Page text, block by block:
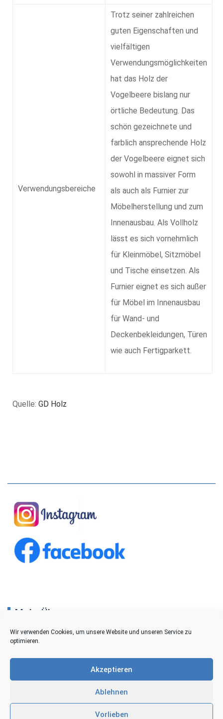
Wir verwenden Cookies, um unsere Website und unseren Service zu
optimieren.
Akzeptieren
Ablehnen
Vorlieben
Verwendungsbereiche
Trotz seiner zahlreichen
guten Eigenschaften und
vielfältigen
Verwendungsmöglichkeiten
hat das Holz der
Vogelbeere bislang nur
örtliche Bedeutung. Das
schön gezeichnete und
farblich ansprechende Holz
der Vogelbeere eignet sich
sowohl in massiver Form
als auch als Furnier zur
Möbelherstellung und zum
Innenausbau. Als Vollholz
lässt es sich vornehmlich
für Kleinmöbel, Sitzmöbel
und Tische einsetzen. Als
Furnier eignet es sich außer
für Möbel im Innenausbau
für Wand- und
Deckenbekleidungen, Türen
wie auch Fertigparkett.
Quelle: GD Holz
Mehr Über…
Impressum
Privatsphäre und Datenschutz
Kontakt